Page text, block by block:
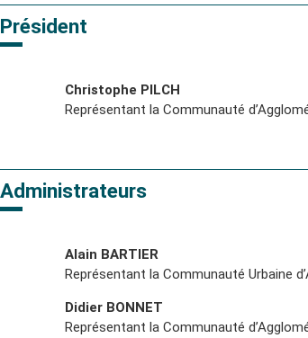
Président
Christophe PILCH
Représentant la Communauté
Administrateurs
Alain BARTIER
Représentant la Communauté Urbaine
Didier BONNET
Représentant la Communauté